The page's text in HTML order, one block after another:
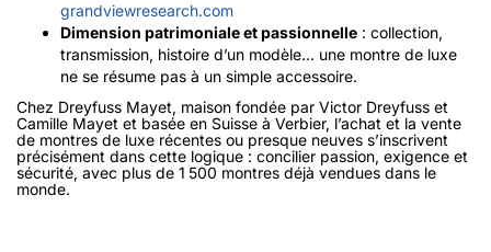
grandviewresearch.com
Dimension patrimoniale et passionnelle : collection,
transmission, histoire d’un modèle… une montre de luxe
ne se résume pas à un simple accessoire.
Chez Dreyfuss Mayet, maison fondée par Victor Dreyfuss et
Camille Mayet et basée en Suisse à Verbier, l’achat et la vente
de montres de luxe récentes ou presque neuves s’inscrivent
précisément dans cette logique : concilier passion, exigence et
sécurité, avec plus de 1 500 montres déjà vendues dans le
monde.